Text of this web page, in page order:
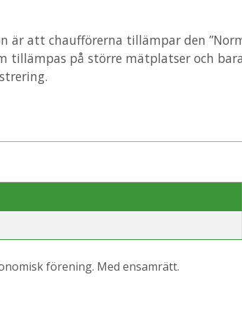
är att chaufförerna tillämpar den
tillämpas på större mätplatser och
förening. Med ensamrätt.